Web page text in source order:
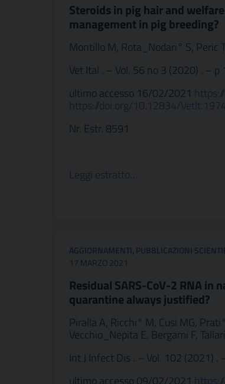
Steroids in pig hair and
management in pig breeding?
Montillo M, Rota_Nodari° S, Peric
Vet Ital . – Vol. 56 no 3 (2020) . –
ultimo accesso 16/02/2021
https://doi.org/10.12834/
Nr. Estr. 8591
Leggi estratto…
AGGIORNAMENTI, PUBBLICAZIONI
17 MARZO 2021
Residual SARS-CoV-2 RNA in
quarantine always justified?
Piralla A, Ricchi° M, Cusi MG,
Vecchio_Nepita E, Bergami F,
Int J Infect Dis . – Vol. 102 (2021)
ultimo accesso 09/02/2021